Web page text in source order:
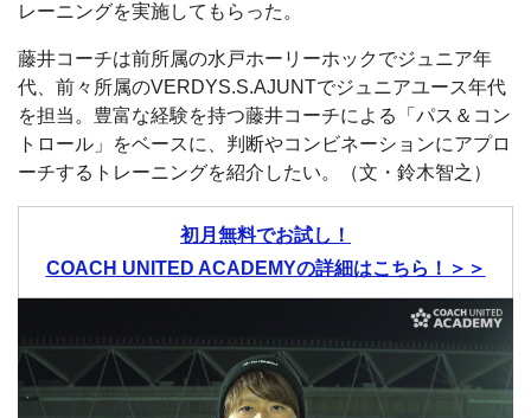
レーニングを実施してもらった。
藤井コーチは前所属の水戸ホーリーホックでジュニア年
代、前々所属のVERDYS.S.AJUNTでジュニアユース年代
を担当。豊富な経験を持つ藤井コーチによる「パス＆コン
トロール」をベースに、判断やコンビネーションにアプロ
ーチするトレーニングを紹介したい。（文・鈴木智之）
初月無料でお試し！
COACH UNITED ACADEMYの詳細はこちら！＞＞